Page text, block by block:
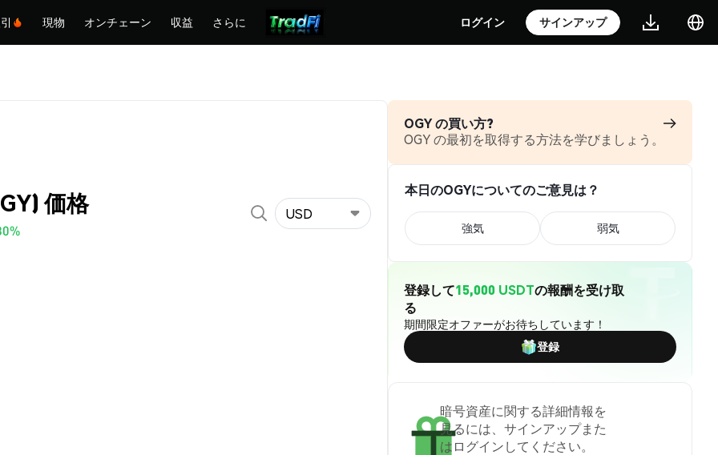
現物 オンチェーン 収益 さらに ログイン サインアップ
価格 USD
OGY の買い方?
OGY の最初を取得する方法を学びましょう。
本日のOGYについてのご意見は？
強気 弱気
登録して15,000 USDTの報酬を受け取
る
期間限定オファーがお待ちしています！
登録
暗号資産に関する詳細情報を
見るには、サインアップまた
はログインしてください。